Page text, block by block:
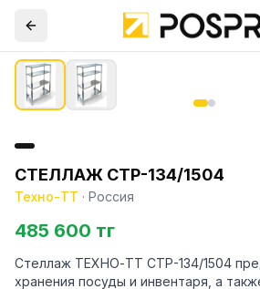
СТЕЛЛАЖ СТР-134/1504
Техно-ТТ · Россия
485 600 тг
Стеллаж ТЕХНО-ТТ СТР-134/1504
хранения посуды и инвентаря, а